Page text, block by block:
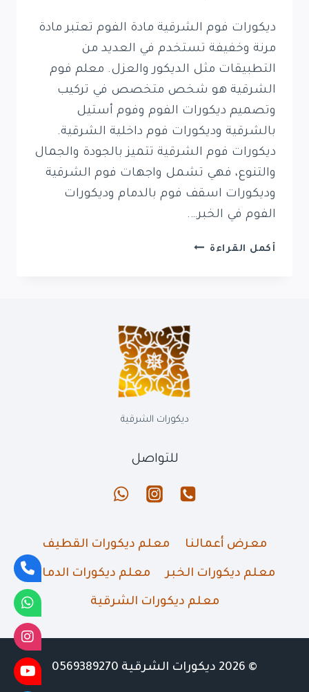
ديكورات فوم الشرقية مادة الفوم تعتبر مادة
مرنة وخفيفة تستخدم في العديد من
التطبيقات مثل الديكور والعزل. معلم فوم
الشرقية هو شخص متخصص في تركيب
وتصميم ديكورات الفوم وفوم أستيل
بالشرقية وديكورات فوم داخلية الشرقية.
ديكورات فوم الشرقية تتميز بالجودة والجمال
والتنوع، فهي تشمل واجهات فوم الشرقية
وديكورات اسقف فوم بالدمام وديكورات
الفوم في الخبر….
أكمل القراءة ديكورات
فوم
بالدمام
الخبر
القطيف
ديكورات الشرقية
للتواصل
معرض أعمالنا معلم ديكورات القطيف
معلم ديكورات الخبر معلم ديكورات الدمام
معلم ديكورات الشرقية
© 2026 ديكورات الشرقية 0569389270